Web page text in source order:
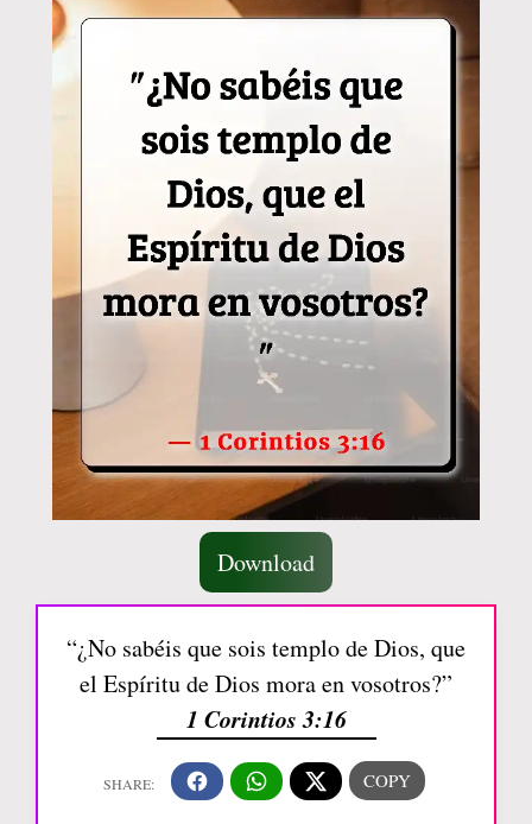
Download
“¿No sabéis que sois templo de Dios, que
el Espíritu de Dios mora en vosotros?”
1 Corintios 3:16